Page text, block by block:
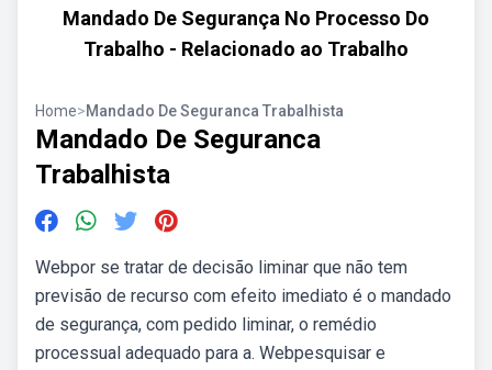
Mandado De Segurança No Processo Do
Trabalho - Relacionado ao Trabalho
Home>Mandado De Seguranca Trabalhista
Mandado De Seguranca
Trabalhista
Webpor se tratar de decisão liminar que não tem
previsão de recurso com efeito imediato é o mandado
de segurança, com pedido liminar, o remédio
processual adequado para a. Webpesquisar e